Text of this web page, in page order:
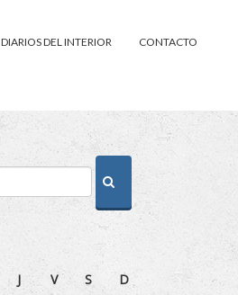
DIARIOS DEL INTERIOR CONTACTO
J V S
D